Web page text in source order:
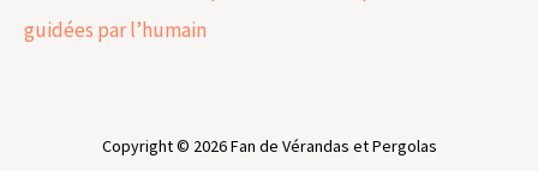
guidées par l’humain
Copyright © 2026 Fan de Vérandas et Pergolas